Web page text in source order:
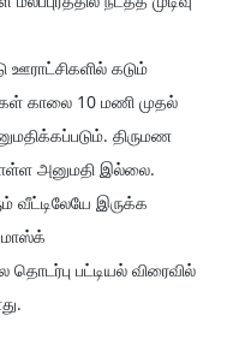
ஊராட்சிகளில் கடும்
காலை 10 மணி முதல்
திருமண
அனுமதி இல்லை.
வீட்டிலேயே இருக்க
மாஸ்க்
பட்டியல் விரைவில்